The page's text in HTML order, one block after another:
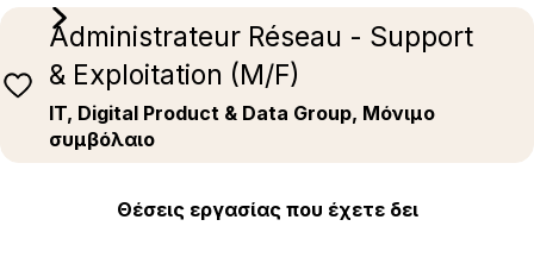
Administrateur Réseau - Support
& Exploitation (M/F)
IT, Digital Product & Data Group, Μόνιμο
συμβόλαιο
Θέσεις εργασίας που έχετε δει